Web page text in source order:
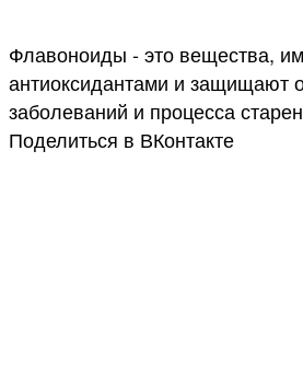
Флавоноиды - это вещества,
антиоксидантами и защищают
заболеваний и процесса
Поделиться в ВКонтакте